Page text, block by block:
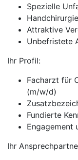
Spezielle
Handchirurgie
Attraktive
Unbefristete
Ihr Profil:
Facharzt für
(m/w/d)
Fundierte
Engagement
Ihr